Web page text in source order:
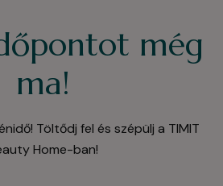
még
ma!
Töltődj fel és szépülj a TIMIT
Home-ban!